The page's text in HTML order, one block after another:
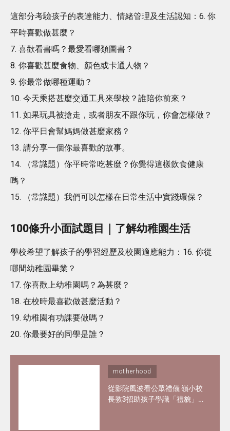
這部分考驗孩子的表達能力、情緒管理及生活認知：6. 你
平時喜歡做甚麼？
7. 喜歡看書嗎？最愛看哪類圖書？
8. 你喜歡甚麼食物、顏色或卡通人物？
9. 你最常做哪種運動？
10. 今天乘搭甚麼交通工具來學校？誰陪你前來？
11. 如果玩具被搶走，或者朋友不跟你玩，你會怎樣做？
12. 你平日會幫媽媽做甚麼家務？
13. 請分享一個你最喜歡的故事。
14. （常識題）你平時常吃甚麼？你覺得這樣飲食健康
嗎？
15. （常識題）我們可以怎樣在日常生活中實踐環保？
100條升小面試題目｜了解幼稚園生活
學校希望了解孩子的學習經歷及校園適應能力：16. 你從
哪間幼稚園畢業？
17. 你喜歡上幼稚園嗎？為甚麼？
18. 在校時最喜歡做甚麼活動？
19. 幼稚園有功課要做嗎？
20. 你最要好的同學是誰？
motherhood
從影院風波看公眾禮儀 嶺小校
長教3招助孩子學識「禮貌」